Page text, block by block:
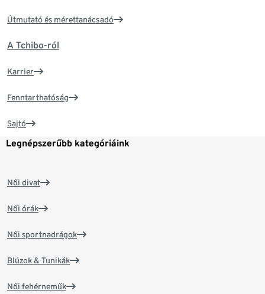
Útmutató és mérettanácsadó
A Tchibo-ról
Karrier
Fenntarthatóság
Sajtó
Legnépszerűbb kategóriáink
Női divat
Női órák
Női sportnadrágok
Blúzok & Tunikák
Női fehérneműk